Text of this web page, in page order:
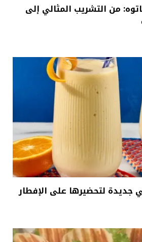
من التشريب المثالي إلى